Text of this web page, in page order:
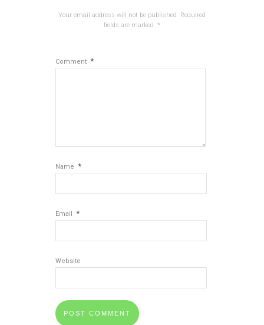
Your email address will not be published. Required
fields are marked *
Comment *
Name *
Email *
Website